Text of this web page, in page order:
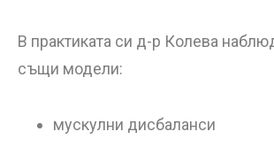
В практиката си д-р Колева
същи модели:
мускулни дисбаланси